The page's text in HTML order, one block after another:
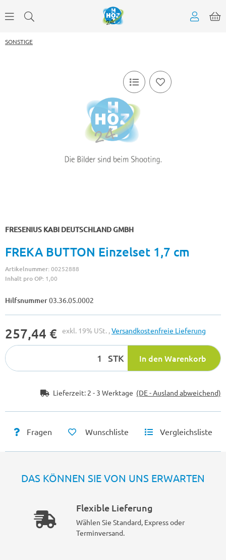
SONSTIGE
FRESENIUS KABI DEUTSCHLAND GMBH
FREKA BUTTON Einzelset 1,7 cm
Artikelnummer:00252888
Inhalt pro OP: 1,00
Hilfsnummer03.36.05.0002
257,44 € exkl. 19% USt. ,Versandkostenfreie Lieferung
STK In den Warenkorb
Lieferzeit: 2 - 3 Werktage (DE - Ausland abweichend)
Fragen Wunschliste Vergleichsliste
DAS KÖNNEN SIE VON UNS ERWARTEN
Flexible Lieferung
Wählen Sie Standard, Express oder
Terminversand.